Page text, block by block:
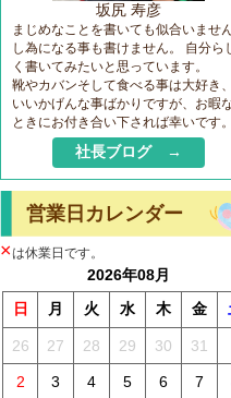
坂尻 寿彦
まじめなことを書いても似合いませ
し為になる事も書けません。 自分ら
く書いてみたいと思っています。
靴やカバンそして食べる事は大好き、
いいかげんな事ばかりですが、お暇
ときにお付き合い下されば幸いです。
社長ブログ →
営業日カレンダー
×は休業日です。
2026年08月
日
月 火 水 木 金
26 27 28 29 30 31
2 3 4 5 6 7